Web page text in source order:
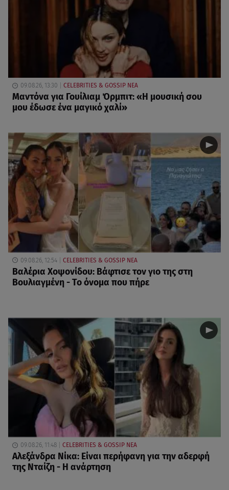
09.08.26, 13:30 CELEBRITIES & GOSSIP ΝΕΑ
Μαντόνα για Γουίλιαμ Όρμπιτ: «Η μουσική σου
μου έδωσε ένα μαγικό χαλί»
09.08.26, 12:54 CELEBRITIES & GOSSIP ΝΕΑ
Βαλέρια Χοψονίδου: Βάφτισε τον γιο της στη
Βουλιαγμένη - Το όνομα που πήρε
09.08.26, 11:48 CELEBRITIES & GOSSIP ΝΕΑ
Αλεξάνδρα Νίκα: Είναι περήφανη για την αδερφή
της Νταίζη - Η ανάρτηση